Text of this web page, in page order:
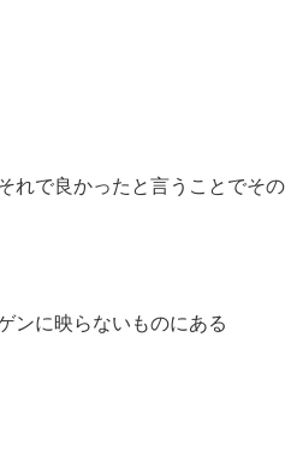
で良かったと言うことでそ
ンに映らないものにある